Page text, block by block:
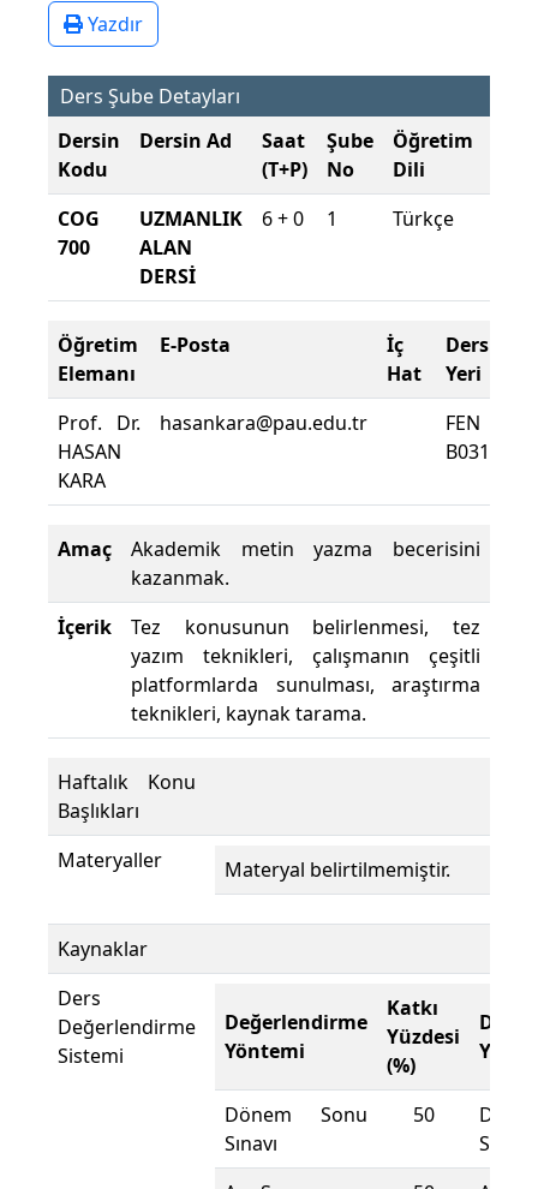
Yazdır
Ders Şube Detayları
Dersin
Kodu
Dersin Ad
Saat
(T+P)
Şube
No
Öğretim
Dili
COG
700
UZMANLIK
ALAN
DERSİ
6 + 0 1 Türkçe
Öğretim
Elemanı
E-Posta
İç
Hat
Ders
Yeri
Prof. Dr.
HASAN
KARA
hasankara@pau.edu.tr
FEN
B0315
Amaç
Akademik metin yazma becerisini
kazanmak.
İçerik
Tez konusunun belirlenmesi, tez
yazım teknikleri, çalışmanın çeşitli
platformlarda sunulması, araştırma
teknikleri, kaynak tarama.
Haftalık Konu
Başlıkları
Materyaller
Materyal belirtilmemiştir.
Kaynaklar
Ders
Değerlendirme
Sistemi
Değerlendirme
Yöntemi
Katkı
Yüzdesi
(%)
Dönem Sonu
Sınavı
50
Sınavı